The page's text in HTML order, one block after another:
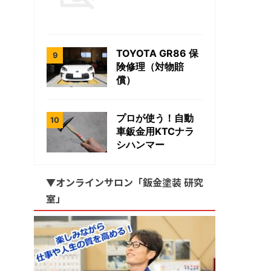
TOYOTA GR86 保
険修理（対物賠
償）
プロが使う！自動
車鈑金用KTCナラ
シハンマー
▼オンラインサロン「鈑金塗装 研究
室」